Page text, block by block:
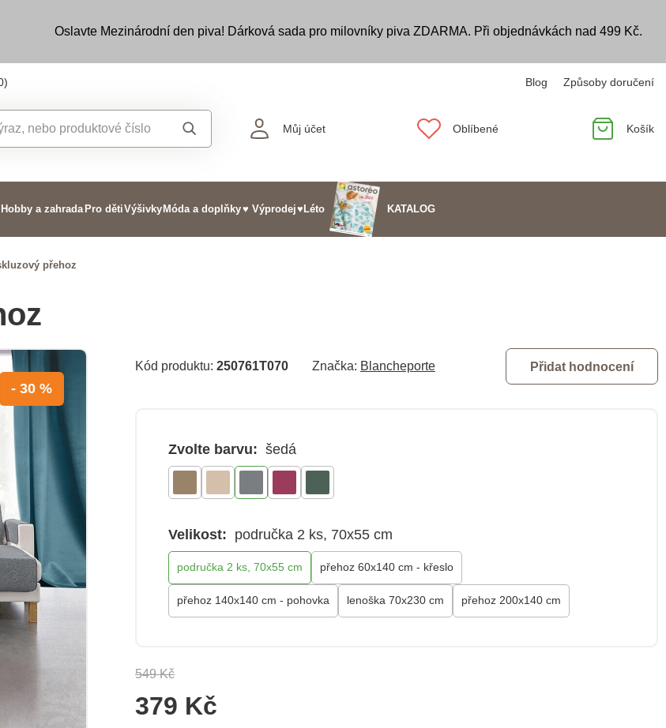
Oslavte Mezinárodní den piva! Dárková sada pro milovníky piva ZDARMA. Při objednávkách nad 499 Kč.
Blog Způsoby doručení
Můj účet Oblíbené Košík
Hobby a zahrada Pro dětiVýšivky Móda a doplňky♥ Výprodej♥Léto KATALOG
přehoz
- 30 %
Kód produktu: 250761T070 Značka: Blancheporte Přidat hodnocení
Zvolte barvu: šedá
Velikost: područka 2 ks, 70x55 cm
područka 2 ks, 70x55 cm přehoz 60x140 cm - křeslo
přehoz 140x140 cm - pohovka lenoška 70x230 cm přehoz 200x140 cm
549 Kč
379 Kč